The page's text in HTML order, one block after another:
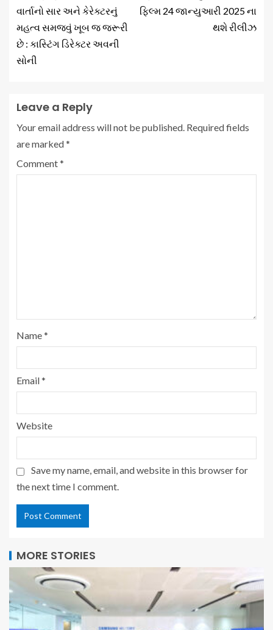
વાર્તાનો સાર અને કેરેક્ટરનું
મહત્વ સમજવું ખૂબ જ જરૂરી
છે : કાસ્ટિંગ ડિરેક્ટર અવની
સોની
ફિલ્મ 24 જાન્યુઆરી 2025 ના
થશે રીલીઝ
Leave a Reply
Your email address will not be published. Required fields
are marked*
Comment*
Name*
Email*
Website
Save my name, email, and website in this browser for
the next time I comment.
MORE STORIES